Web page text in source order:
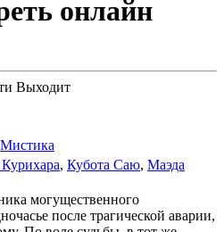
онлайн
Выходит
Мистика
, Кубота Саю, Маэда
могущественного
после трагической аварии,